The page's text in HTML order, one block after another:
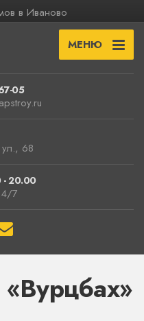
в Иваново
МЕНЮ
05
ул., 68
- 20.00
7